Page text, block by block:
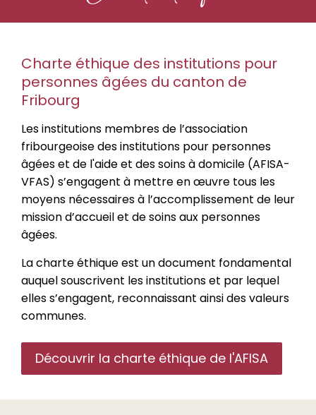
Charte éthique des institutions pour
personnes âgées du canton de
Fribourg
Les institutions membres de l’association
fribourgeoise des institutions pour personnes
âgées et de l'aide et des soins à domicile (AFISA-
VFAS) s’engagent à mettre en œuvre tous les
moyens nécessaires à l’accomplissement de leur
mission d’accueil et de soins aux personnes
âgées.
La charte éthique est un document fondamental
auquel souscrivent les institutions et par lequel
elles s’engagent, reconnaissant ainsi des valeurs
communes.
Découvrir la charte éthique de l'AFISA